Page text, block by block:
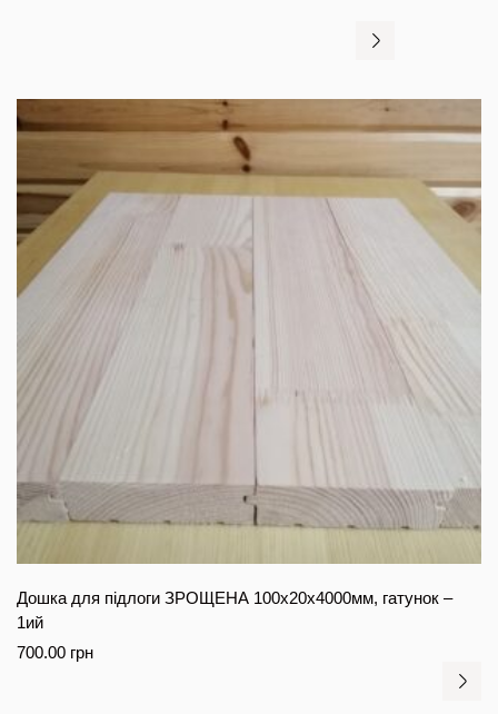
Дошка для підлоги ЗРОЩЕНА 100х20х4000мм, гатунок –
1ий
700.00 грн